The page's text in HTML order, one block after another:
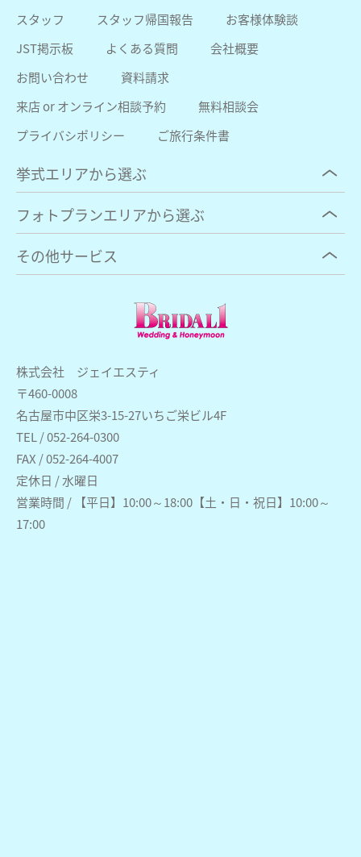
株式会社 ジェイエスティ
〒460-0008
名古屋市中区栄3-15-27いちご栄ビル4F
TEL / 052-264-0300
FAX / 052-264-4007
定休日 / 水曜日
営業時間 / 【平日】10:00～18:00【土・日・祝日】10:00～
17:00
スタッフ
スタッフ帰国報告
お客様体験談
JST掲示板
よくある質問
会社概要
お問い合わせ
資料請求
来店 or オンライン相談予約
無料相談会
プライバシポリシー
ご旅行条件書
挙式エリアから選ぶ
フォトプランエリアから選ぶ
その他サービス